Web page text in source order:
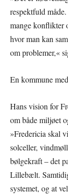
respektfuld
mange konflikter
hvor man kan
om problemer,«
En kommune
Hans vision for
om både miljøet
»Fredericia skal
solceller,
bølgekraft – det
Lillebælt.
systemet, og at